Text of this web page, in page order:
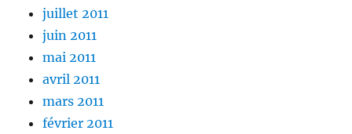
juillet 2011
juin 2011
mai 2011
avril 2011
mars 2011
février 2011